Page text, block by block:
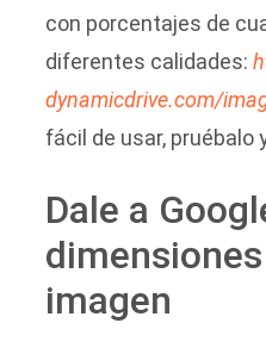
con porcentajes de
diferentes calidades:
dynamicdrive.com/
fácil de usar, pruébalo
Dale a
imagen